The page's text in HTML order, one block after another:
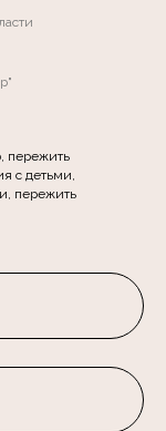
пережить
с детьми,
пережить